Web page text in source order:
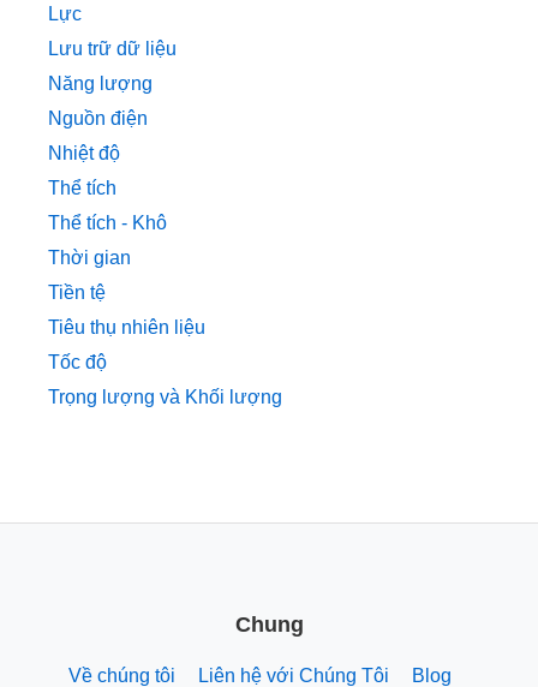
Lực
Lưu trữ dữ liệu
Năng lượng
Nguồn điện
Nhiệt độ
Thể tích
Thể tích - Khô
Thời gian
Tiền tệ
Tiêu thụ nhiên liệu
Tốc độ
Trọng lượng và Khối lượng
Chung
Về chúng tôi Liên hệ với Chúng Tôi
Blog